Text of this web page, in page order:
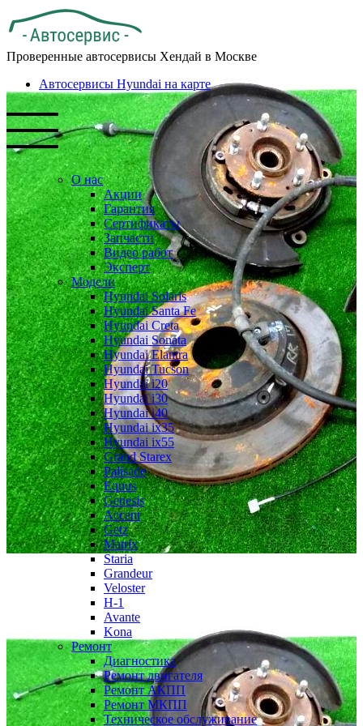
Проверенные автосервисы Хендай в Москве
Автосервисы Hyundai на карте
О нас
Акции
Гарантия
Сертификаты
Запчасти
Видео работ
Эксперт
Модели
Hyundai Solaris
Hyundai Santa Fe
Hyundai Creta
Hyundai Sonata
Hyundai Elantra
Hyundai Tucson
Hyundai i20
Hyundai i30
Hyundai i40
Hyundai ix35
Hyundai ix55
Grand Starex
Palisade
Equus
Genesis
Accent
Getz
Matrix
Staria
Grandeur
Veloster
H-1
Avante
Kona
Ремонт
Диагностика
Ремонт двигателя
Ремонт АКПП
Ремонт МКПП
Техническое обслуживание